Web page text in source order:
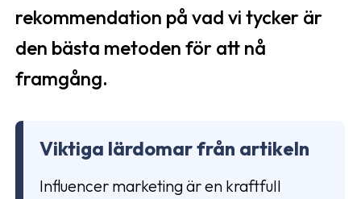
rekommendation på vad vi tycker är
den bästa metoden för att nå
framgång.
Viktiga lärdomar från artikeln
Influencer marketing är en kraftfull